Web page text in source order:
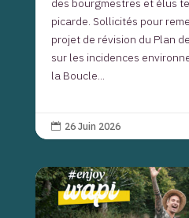
des bourgmestres et élus
picarde. Sollicités pour
projet de révision du Plan
sur les incidences
la Boucle...
 26 Juin 2026